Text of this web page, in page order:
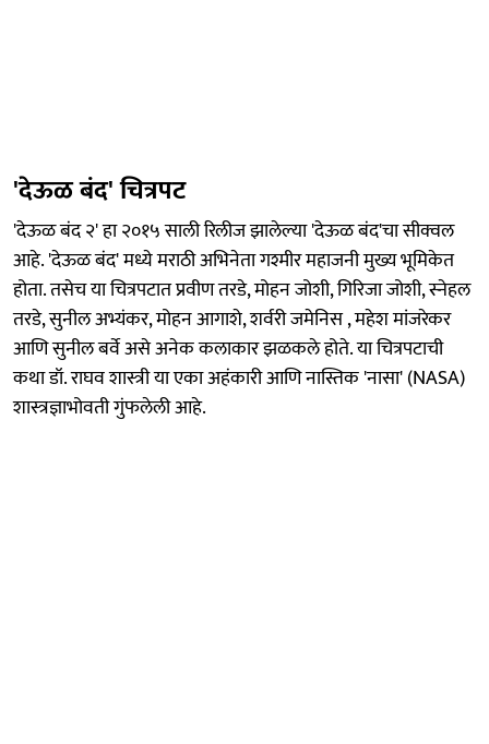
'देऊळ बंद' चित्रपट
'देऊळ बंद २' हा २०१५ साली रिलीज झालेल्या 'देऊळ बंद'चा सीक्वल
आहे. 'देऊळ बंद' मध्ये मराठी अभिनेता गश्मीर महाजनी मुख्य भूमिकेत
होता. तसेच या चित्रपटात प्रवीण तरडे, मोहन जोशी, गिरिजा जोशी, स्नेहल
तरडे, सुनील अभ्यंकर, मोहन आगाशे, शर्वरी जमेनिस , महेश मांजरेकर
आणि सुनील बर्वे असे अनेक कलाकार झळकले होते. या चित्रपटाची
कथा डॉ. राघव शास्त्री या एका अहंकारी आणि नास्तिक 'नासा' (NASA)
शास्त्रज्ञाभोवती गुंफलेली आहे.